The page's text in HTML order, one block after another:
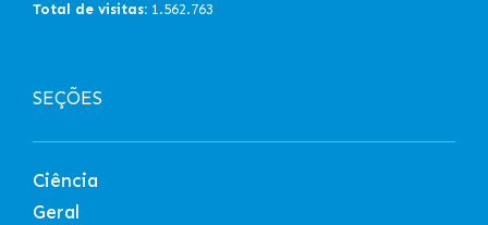
Total de visitas: 1.562.763
SEÇÕES
Ciência
Geral